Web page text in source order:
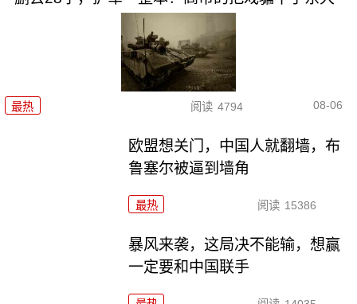
最热 阅读 4794 08-06
欧盟想关门，中国人就翻墙，布
鲁塞尔被逼到墙角
最热 阅读 15386
暴风来袭，这局决不能输，想赢
一定要和中国联手